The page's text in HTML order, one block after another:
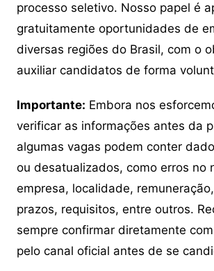
processo seletivo. Nosso papel é
gratuitamente oportunidades de
diversas regiões do Brasil, com o
auxiliar candidatos de forma
Importante: Embora nos
verificar as informações antes da
algumas vagas podem conter
ou desatualizados, como erros no
empresa, localidade,
prazos, requisitos, entre outros.
sempre confirmar diretamente
pelo canal oficial antes de se